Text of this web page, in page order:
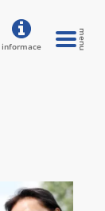
informace